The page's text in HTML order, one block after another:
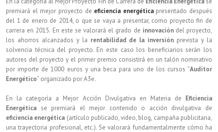
premiará el mejor proyecto de eficiencia energéticapresentado después
del 1 de enero de 2014, o que se vaya a presentar, como proyecto fin de
carrera en 2015. En este se valorará el grado de innovacióndel proyecto,
los ahorros alcanzados y la rentabilidad de la inversión prevista y la
solvencia técnica del proyecto. En este caso los beneficiarios serán los
autores del proyecto y el primer premio consistirá en un talón nominativo
por importe de 1000 euros y una beca para uno de los cursos “Auditor
Energético” organizado por A3e.
En la categoría a Mejor Acción Divulgativa en Materia de Eficiencia
Energética se premiará el mejor contenido o acción divulgativa de
eficiencia energética (artículo publicado, video, blog, campaña publicitaria,
una trayectoria profesional, etc.). Se valorará fundamentalmente cómo ha